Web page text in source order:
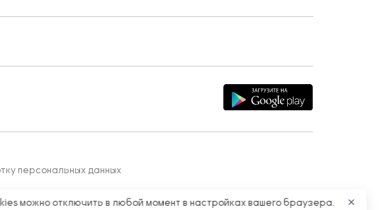
персональных данных
можно отключить в любой момент в настройках вашего браузера. ✕